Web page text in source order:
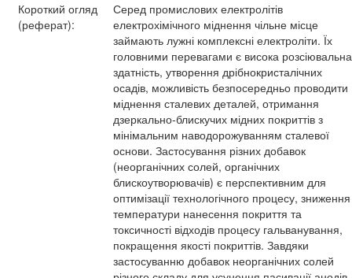
Короткий огляд
(реферат):
Серед промислових електролітів
електрохімічного міднення чільне місце
займають лужні комплексні електроліти. Їх
головними перевагами є висока розсіювальна
здатність, утворення дрібнокристалічних
осадів, можливість безпосередньо проводити
міднення сталевих деталей, отримання
дзеркально-блискучих мідних покриттів з
мінімальним наводорожуванням сталевої
основи. Застосування різних добавок
(неорганічних солей, органічних
блискоутворювачів) є перспективним для
оптимізації технологічного процесу, зниження
температури нанесення покриття та
токсичності відходів процесу гальванування,
покращення якості покриттів. Завдяки
застосуванню добавок неорганічних солей